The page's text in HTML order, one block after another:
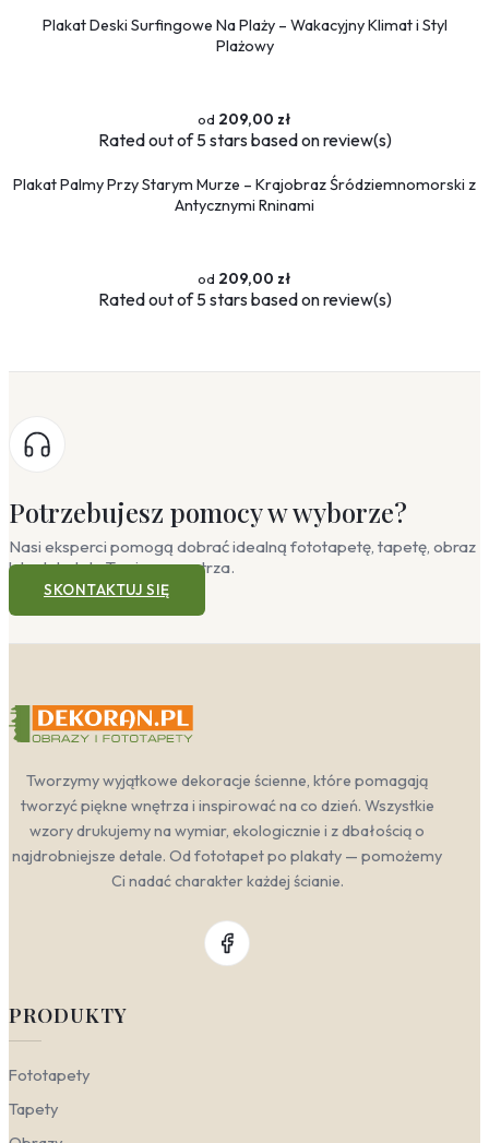
Plakat Deski Surfingowe Na Plaży – Wakacyjny Klimat i Styl
Plażowy
209,00 zł
Ratedout of 5 stars based onreview(s)
Plakat Palmy Przy Starym Murze – Krajobraz Śródziemnomorski z
Antycznymi Rninami
209,00 zł
Ratedout of 5 stars based onreview(s)
Potrzebujesz pomocy w wyborze?
Nasi eksperci pomogą dobrać idealną fototapetę, tapetę, obraz
lub plakat do Twojego wnętrza.
SKONTAKTUJ SIĘ
Tworzymy wyjątkowe dekoracje ścienne, które pomagają
tworzyć piękne wnętrza i inspirować na co dzień. Wszystkie
wzory drukujemy na wymiar, ekologicznie i z dbałością o
najdrobniejsze detale. Od fototapet po plakaty — pomożemy
Ci nadać charakter każdej ścianie.
PRODUKTY
Fototapety
Tapety